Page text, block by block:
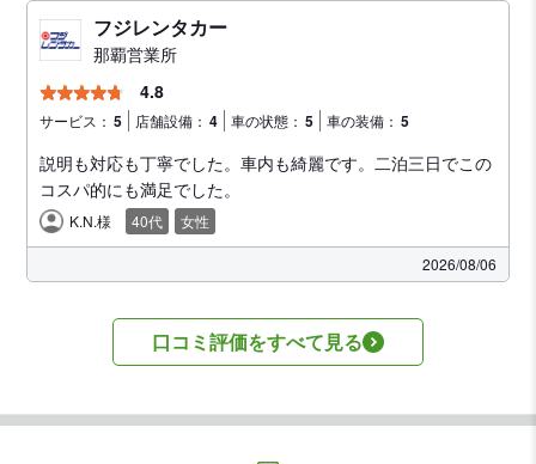
フジレンタカー
那覇営業所
4.8
サービス： 5 店舗設備： 4 車の状態： 5 車の装備： 5
説明も対応も丁寧でした。車内も綺麗です。二泊三日でこの
コスパ的にも満足でした。
K.N.様 40代 女性
2026/08/06
口コミ評価をすべて見る